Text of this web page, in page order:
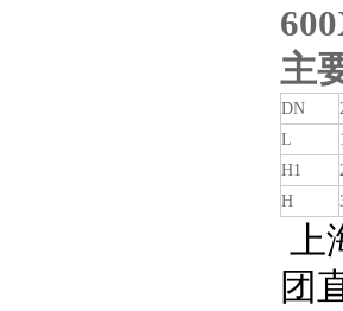
主
DN
L
H1
H
上
团